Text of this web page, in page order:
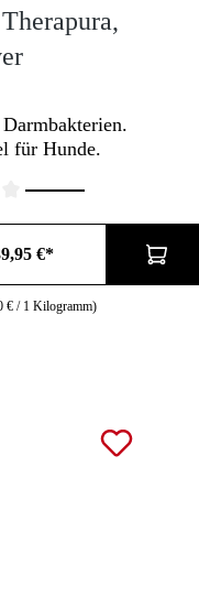
für Hunde.
€ / 1 Kilogramm)
€*
von 0 von 5 Sternen